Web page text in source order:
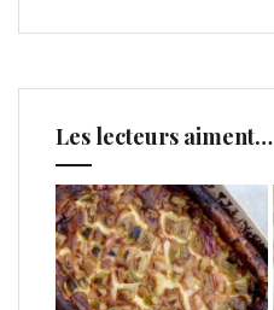
Les lecteurs aiment…